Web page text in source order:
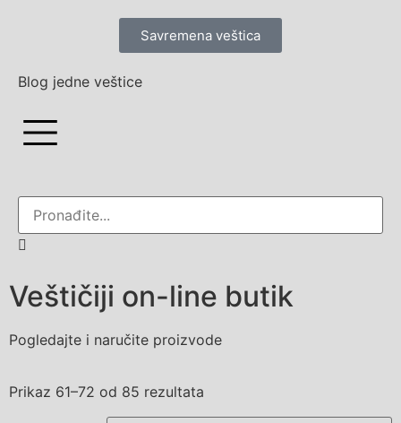
Savremena veštica
Blog jedne veštice
Veštičiji on-line butik
Pogledajte i naručite proizvode
Prikaz 61–72 od 85 rezultata